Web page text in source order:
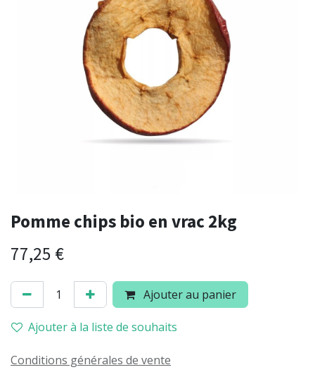
Pomme chips bio en vrac 2kg
77,25 €
Ajouter au panier
Ajouter à la liste de souhaits
Conditions générales de vente